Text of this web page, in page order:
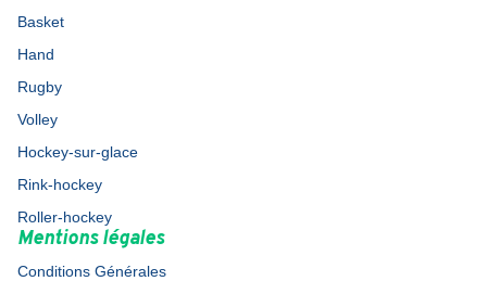
Basket
Hand
Rugby
Volley
Hockey-sur-glace
Rink-hockey
Roller-hockey
Mentions légales
Conditions Générales